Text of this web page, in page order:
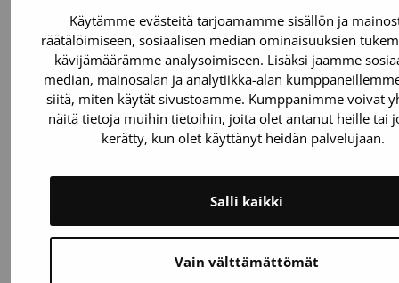
Käytämme evästeitä tarjoamamme sisällön ja
räätälöimiseen, sosiaalisen median ominaisuuksien
kävijämäärämme analysoimiseen. Lisäksi jaamme
median, mainosalan ja analytiikka-alan
siitä, miten käytät sivustoamme. Kumppanimme voivat
näitä tietoja muihin tietoihin, joita olet antanut heille tai
kerätty, kun olet käyttänyt heidän palvelujaan.
Vain välttämättömät
Salli kaikki
4.8.2026 Artikkeli
Elinsiirron ja syövän läpikäynyt Tinja: ”Isä
on ollut aina vierelläni”
Tinjalle tehtiin vain reilun vuoden ikäisenä
maksa- ja munuaissiirto. Syynä oli harvinainen
Timo istui jälleen lapsensa vierellä…